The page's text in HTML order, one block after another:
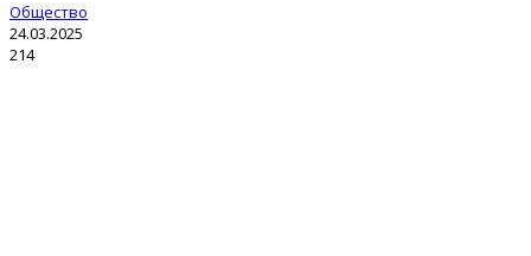
Общество
24.03.2025
214